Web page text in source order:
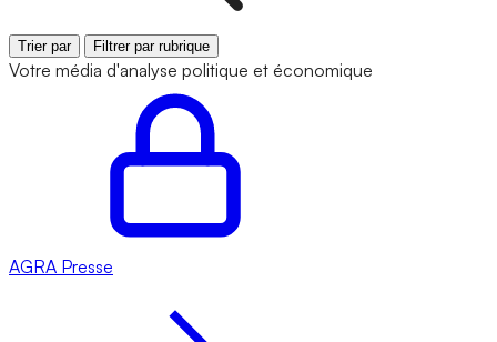
Trier par Filtrer par rubrique
Votre média d'analyse politique et économique
AGRA Presse